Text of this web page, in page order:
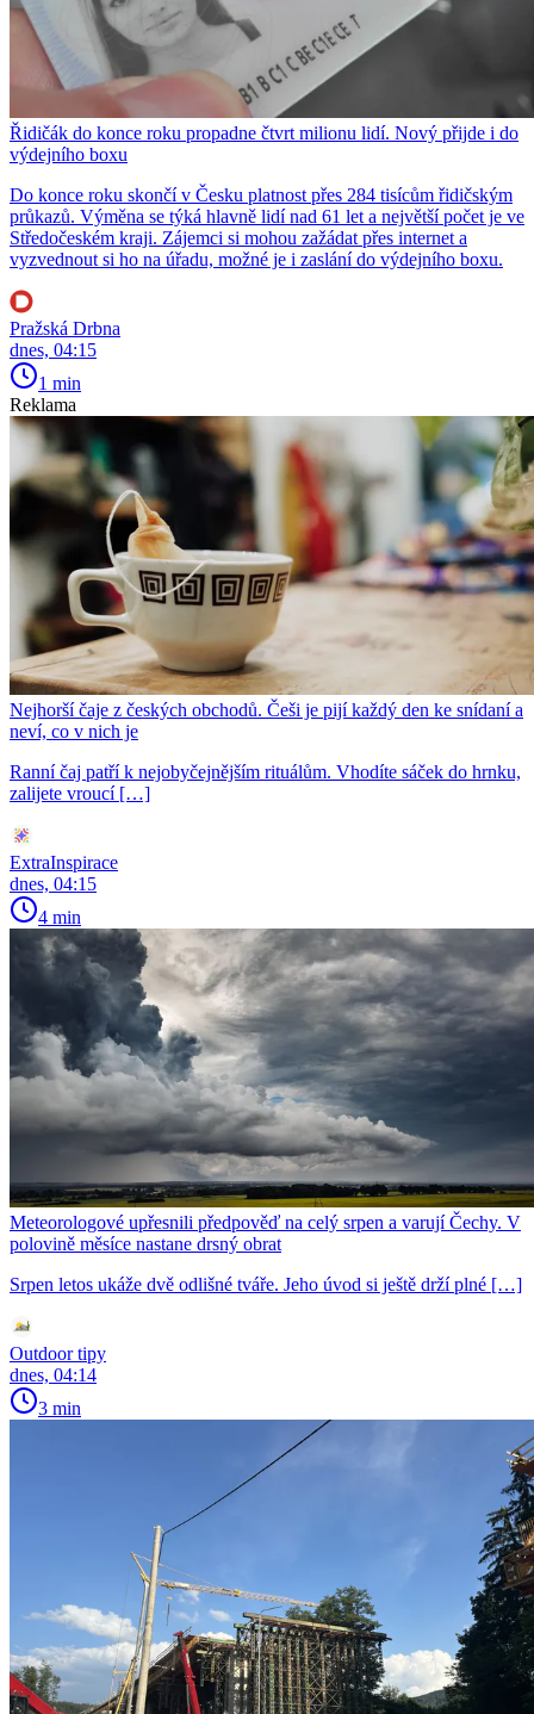
Řidičák do konce roku propadne čtvrt milionu lidí. Nový přijde i do
výdejního boxu
Do konce roku skončí v Česku platnost přes 284 tisícům řidičským
průkazů. Výměna se týká hlavně lidí nad 61 let a největší počet je ve
Středočeském kraji. Zájemci si mohou zažádat přes internet a
vyzvednout si ho na úřadu, možné je i zaslání do výdejního boxu.
Pražská Drbna
dnes, 04:15
1 min
Reklama
Nejhorší čaje z českých obchodů. Češi je pijí každý den ke snídaní a
neví, co v nich je
Ranní čaj patří k nejobyčejnějším rituálům. Vhodíte sáček do hrnku,
zalijete vroucí […]
ExtraInspirace
dnes, 04:15
4 min
Meteorologové upřesnili předpověď na celý srpen a varují Čechy. V
polovině měsíce nastane drsný obrat
Srpen letos ukáže dvě odlišné tváře. Jeho úvod si ještě drží plné […]
Outdoor tipy
dnes, 04:14
3 min